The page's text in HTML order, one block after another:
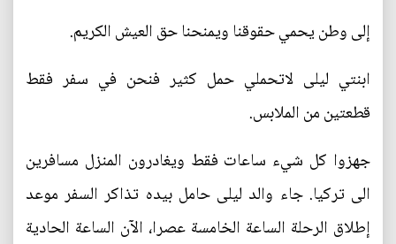
إلى وطن يحمي حقوقنا ويمنحنا حق العيش الكريم.
ابنتي ليلى لاتحملي حمل كثير فنحن في سفر فقط
قطعتين من الملابس.
جهزوا كل شيء ساعات فقط ويغادرون المنزل مسافرين
الى تركيا. جاء والد ليلى حامل بيده تذاكر السفر موعد
إطلاق الرحلة الساعة الخامسة عصرا، الآن الساعة الحادية